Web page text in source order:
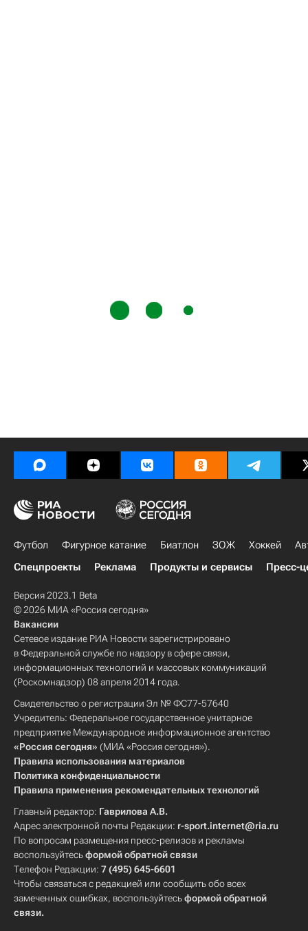
Футбол Фигурное катание Биатлон ЗОЖ Хоккей
Спецпроекты
Реклама Продукты и сервисы Пресс-
Версия 2023.1 Beta
© 2026 МИА «Россия сегодня»
Вакансии
Сетевое издание РИА Новости зарегистрировано
в Федеральной службе по надзору в сфере связи,
информационных технологий и массовых коммуникаций
(Роскомнадзор) 08 апреля 2014 года.
Свидетельство о регистрации Эл № ФС77-57640
Учредитель: Федеральное государственное унитарное
предприятие Международное информационное агентство
«Россия сегодня» (МИА «Россия сегодня»).
Правила использования материалов
Политика конфиденциальности
Правила применения рекомендательных технологий
Главный редактор: Гаврилова А.В.
Адрес электронной почты Редакции: r-sport.internet@ria.ru
По вопросам размещения пресс-релизов и рекламы
воспользуйтесьформой обратной связи
Телефон Редакции: 7 (495) 645-6601
Чтобы связаться с редакцией или сообщить обо всех
замеченных ошибках, воспользуйтесьформой обратной
связи.